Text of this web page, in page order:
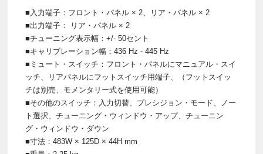
■入力端子：フロント・パネル × 2、リア・パネル × 2
■出力端子： リア・パネル × 2
■チューニング表示幅：+/- 50セント
■キャリブレーション幅：436 Hz - 445 Hz
■ミュート・スイッチ：フロント・パネルにマニュアル・スイ
ッチ、リアパネルにフットスイッチ用端子、（フットスイッ
チは別売、モメンタリー式を使用可能）
■その他のスイッチ：入力切替、プレシジョン・モード、ノー
ト選択、チューニング・ウィンドウ・アップ、チューニン
グ・ウィンドウ・ダウン
■寸法：483W × 125D × 44H mm